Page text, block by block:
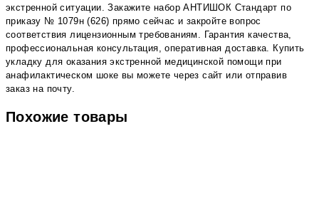
экстренной ситуации. Закажите набор АНТИШОК Стандарт по
приказу № 1079н (626) прямо сейчас и закройте вопрос
соответствия лицензионным требованиям. Гарантия качества,
профессиональная консультация, оперативная доставка. Купить
укладку для оказания экстренной медицинской помощи при
анафилактическом шоке вы можете через сайт или отправив
заказ на почту.
Похожие товары